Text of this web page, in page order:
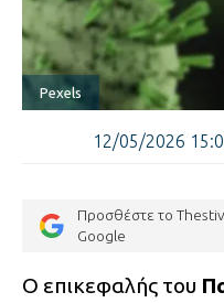
Pexels
12/05/2026
Προσθέστε το
Google
Ο επικεφαλής του